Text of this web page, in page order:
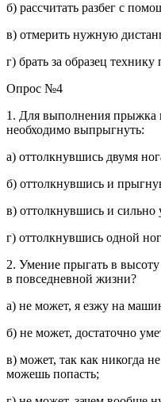
б) рассчитать разбег с
в) отмерить нужную
г) брать за образец
Опрос №4
1. Для выполнения прыжка
необходимо выпрыгнуть:
а) оттолкнувшись двумя
б) оттолкнувшись и
в) оттолкнувшись и сильно
г) оттолкнувшись одной
2. Умение прыгать в
в повседневной жизни?
а) не может, я езжу на
б) не может, достаточно
в) может, так как никогда
можешь попасть;